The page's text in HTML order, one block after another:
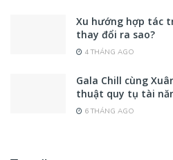
Xu hướng hợp tác
thay đổi ra sao?
4 THÁNG AGO
Gala Chill cùng
thuật quy tụ tài
6 THÁNG AGO